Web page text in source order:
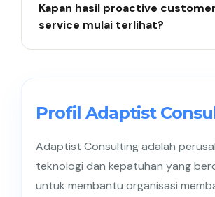
notifikasi otomatis, atau follow-up
Kapan hasil proactive customer
service mulai terlihat?
Profil Adaptist
Adaptist Consulting adalah
teknologi dan kepatuhan yang
untuk membantu organisasi